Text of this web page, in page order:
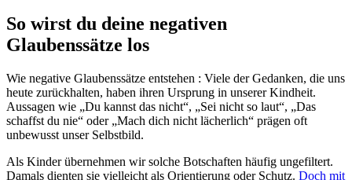
So wirst du deine negativen
Glaubenssätze los
Wie negative Glaubenssätze entstehen : Viele der Gedanken, die uns
heute zurückhalten, haben ihren Ursprung in unserer Kindheit.
Aussagen wie „Du kannst das nicht“, „Sei nicht so laut“, „Das
schaffst du nie“ oder „Mach dich nicht lächerlich“ prägen oft
unbewusst unser Selbstbild.
Als Kinder übernehmen wir solche Botschaften häufig ungefiltert.
Damals dienten sie vielleicht als Orientierung oder Schutz. Doch mit